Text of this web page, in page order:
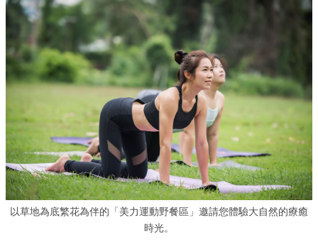
以草地為底繁花為伴的「美力運動野餐區」邀請您體驗大自然的療癒
時光。